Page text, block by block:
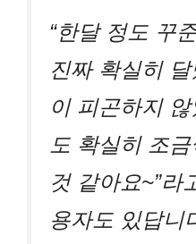
“한달 정도 꾸
진짜 확실히
이 피곤하지
도 확실히 조
것 같아요~”라
용자도 있답니